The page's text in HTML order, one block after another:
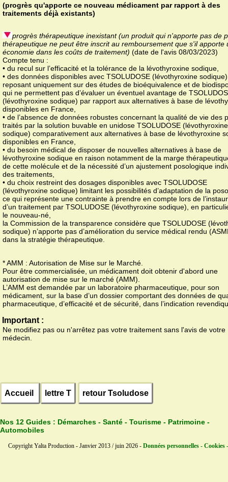
(progrès qu'apporte ce nouveau médicament par rapport à des
traitements déjà existants)
progrès thérapeutique inexistant (un produit qui n'apporte pas de
thérapeutique ne peut être inscrit au remboursement que s'il apporte
économie dans les coûts de traitement) (date de l'avis 08/03/2023)
Compte tenu :
• du recul sur l’efficacité et la tolérance de la lévothyroxine sodique,
• des données disponibles avec TSOLUDOSE (lévothyroxine sodique)
reposant uniquement sur des études de bioéquivalence et de
qui ne permettent pas d’évaluer un éventuel avantage de
(lévothyroxine sodique) par rapport aux alternatives à base de
disponibles en France,
• de l’absence de données robustes concernant la qualité de vie des
traités par la solution buvable en unidose TSOLUDOSE (lévothyroxine
sodique) comparativement aux alternatives à base de lévothyroxine
disponibles en France,
• du besoin médical de disposer de nouvelles alternatives à base de
lévothyroxine sodique en raison notamment de la marge
de cette molécule et de la nécessité d’un ajustement posologique
des traitements,
• du choix restreint des dosages disponibles avec TSOLUDOSE
(lévothyroxine sodique) limitant les possibilités d’adaptation de la
ce qui représente une contrainte à prendre en compte lors de
d’un traitement par TSOLUDOSE (lévothyroxine sodique), en
le nouveau-né,
la Commission de la transparence considère que TSOLUDOSE
sodique) n’apporte pas d’amélioration du service médical rendu
dans la stratégie thérapeutique.
* AMM : Autorisation de Mise sur le Marché.
Pour être commercialisée, un médicament doit obtenir d'abord une
autorisation de mise sur le marché (AMM).
L’AMM est demandée par un laboratoire pharmaceutique, pour son
médicament, sur la base d’un dossier comportant des données de
pharmaceutique, d’efficacité et de sécurité, dans l’indication
Important :
Ne modifiez pas ou n'arrêtez pas votre traitement sans l'avis de votre
médecin.
Accueil lettre T retour Tsoludose
Nos 12 Guides : Démarches - Santé - Tourisme - Patrimoine -
Automobiles
Copyright Yalta Production - Janvier 2013 / juin 2026 - Données personnelles - Cookies